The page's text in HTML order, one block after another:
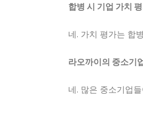
합병 시 기업 가치
네. 가치 평가는 합
라오까이의 중소기
네. 많은 중소기업